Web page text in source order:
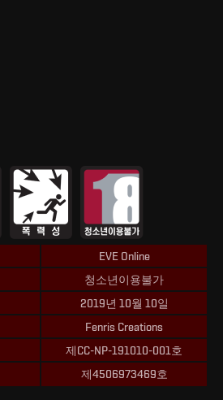
EVE Online
청소년이용불가
2019년 10월 10일
Fenris Creations
제CC-NP-191010-001호
제4506973469호